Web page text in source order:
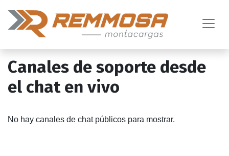
Canales de soporte desde
el chat en vivo
No hay canales de chat públicos para mostrar.